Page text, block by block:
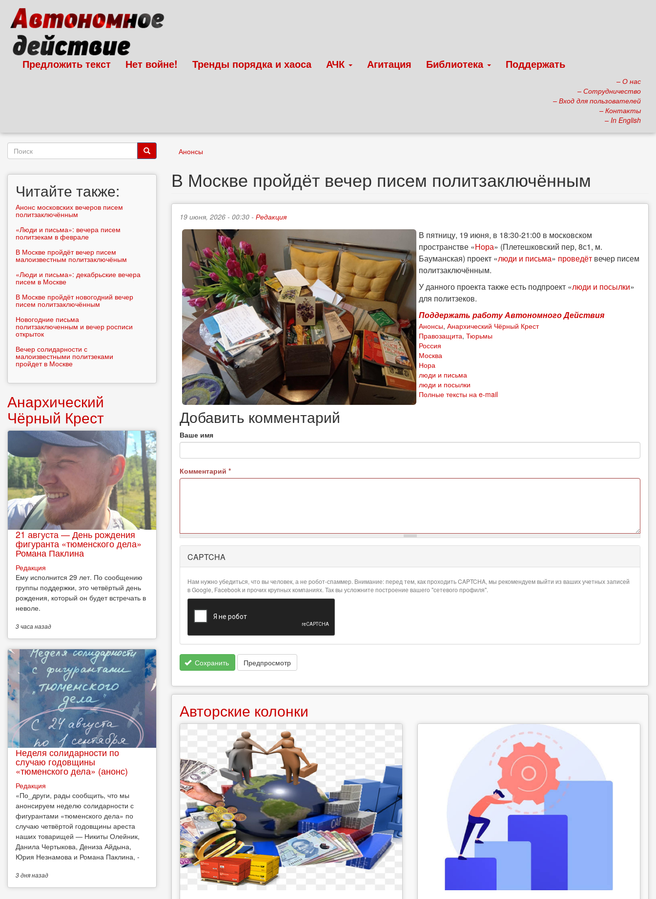
основному
содержанию
Предложить текст Нет войне! Тренды порядка и хаоса АЧК Агитация Библиотека Поддержать
– О нас
– Сотрудничество
– Вход для пользователей
– Контакты
– In English
Анонсы
В Москве пройдёт вечер писем политзаключённым
19 июня, 2026 - 00:30 - Редакция
В пятницу, 19 июня, в 18:30-21:00 в московском
пространстве «Нора» (Плетешковский пер, 8с1, м.
Бауманская) проект «люди и письма» проведёт вечер писем
политзаключённым.
У данного проекта также есть подпроект «люди и посылки»
для политзеков.
Поддержать работу Автономного Действия
Анонсы, Анархический Чёрный Крест
Правозащита, Тюрьмы
Россия
Москва
Нора
люди и письма
люди и посылки
Полные тексты на e-mail
Добавить комментарий
Ваше имя
Комментарий *
информация
CAPTCHA
Нам нужно убедиться, что вы человек, а не робот-спаммер. Внимание: перед тем, как проходить CAPTCHA, мы рекомендуем выйти из ваших учетных записей
в Google, Facebook и прочих крупных компаниях. Так вы усложните построение вашего "сетевого профиля".
Сохранить Предпросмотр
Авторские колонки
Форма
Читайте также:
Анонс московских вечеров писем
политзаключённым
«Люди и письма»: вечера писем
политзекам в феврале
В Москве пройдёт вечер писем
малоизвестным политзаключёным
«Люди и письма»: декабрьские вечера
писем в Москве
В Москве пройдёт новогодний вечер
писем политзаключённым
Новогодние письма
политзаключенным и вечер росписи
открыток
Вечер солидарности с
малоизвестными политзеками
пройдет в Москве
Анархический
Чёрный Крест
21 августа — День рождения
фигуранта «тюменского дела»
Романа Паклина
Редакция
Ему исполнится 29 лет. По сообщению
группы поддержки, это четвёртый день
рождения, который он будет встречать в
неволе.
3 часа назад
Неделя солидарности по
случаю годовщины
«тюменского дела» (анонс)
Редакция
​«По_други, рады сообщить, что мы
анонсируем неделю солидарности с
фигурантами «тюменского дела» по
случаю четвёртой годовщины ареста
наших товарищей — Никиты Олейник,
Данила Чертыкова, Дениза Айдына,
Юрия Незнамова и Романа Паклина, -
3 дняназад